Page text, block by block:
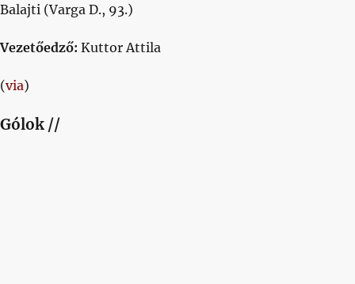
Balajti (Varga D., 93.)
Vezetőedző: Kuttor Attila
(via)
Gólok //